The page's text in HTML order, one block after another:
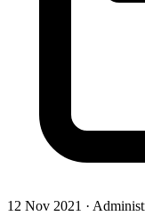
12 Nov 2021 ·